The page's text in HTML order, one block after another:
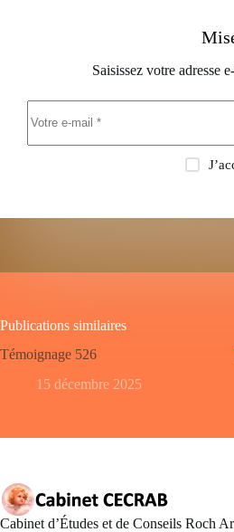
Saisissez votre adresse
Publications similaires
Témoignage 526
15 décembre 2025
Cabinet d’Études et de Conseils Roch